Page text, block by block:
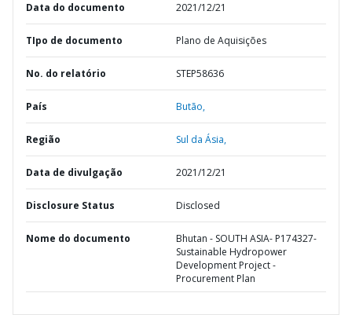
Data do documento 2021/12/21
TIpo de documento Plano de Aquisições
No. do relatório STEP58636
País Butão,
Região Sul da Ásia,
Data de divulgação 2021/12/21
Disclosure Status Disclosed
Nome do documento
Bhutan - SOUTH ASIA- P174327-
Sustainable Hydropower
Development Project -
Procurement Plan